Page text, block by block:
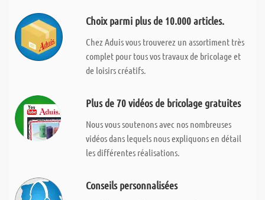
Choix parmi plus de 10.000 articles.
Chez Aduis vous trouverez un assortiment très
complet pour tous vos travaux de bricolage et
de loisirs créatifs.
Plus de 70 vidéos de bricolage gratuites
Nous vous soutenons avec nos nombreuses
vidéos dans lequels nous expliquons en détail
les différentes réalisations.
Conseils personnalisées